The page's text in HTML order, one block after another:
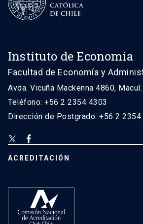
Instituto de Economía
Facultad de Economía y
Avda. Vicuña Mackenna 4860,
Teléfono: +56 2 2354 4303
Dirección de Postgrado: +56 2 2354
ACREDITACIÓN